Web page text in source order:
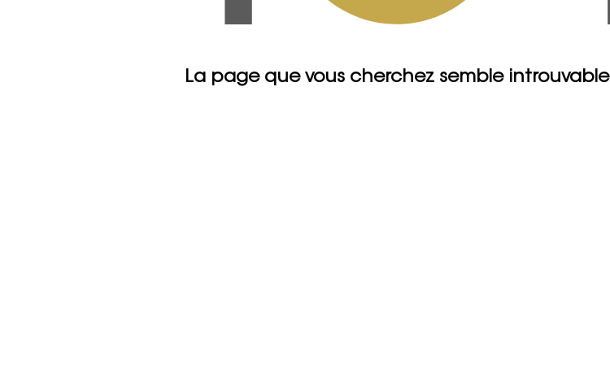
La page que vous cherchez semble introuvable